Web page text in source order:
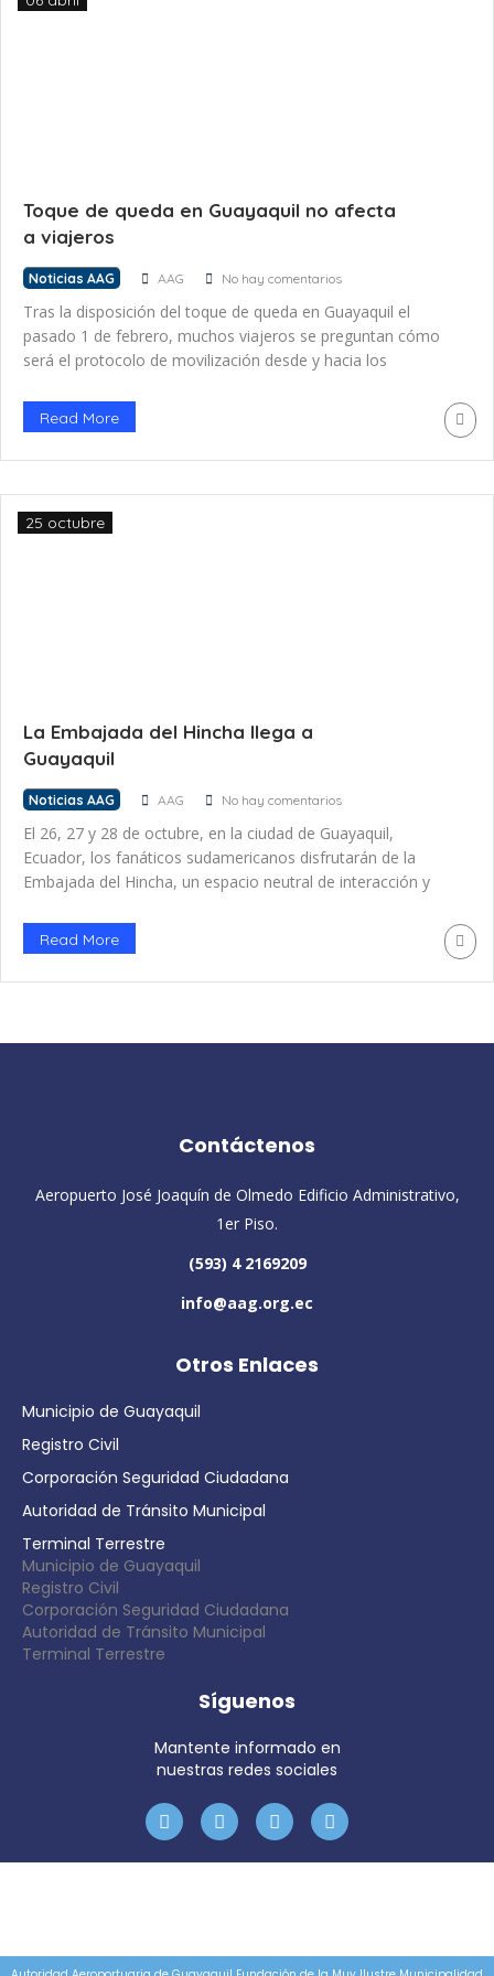
Toque de queda en Guayaquil no afecta
a viajeros
Noticias AAG AAG No hay comentarios
Tras la disposición del toque de queda en Guayaquil el
pasado 1 de febrero, muchos viajeros se preguntan cómo
será el protocolo de movilización desde y hacia los
por viajes aéreos programados no se verán afectados en la
provincia del Guayas, ni tampoco en Santa Elena y Los […]
Read More
La Embajada del Hincha llega a
Guayaquil
25 octubre
Noticias AAG AAG No hay comentarios
El 26, 27 y 28 de octubre, en la ciudad de Guayaquil,
Ecuador, los fanáticos sudamericanos disfrutarán de la
Embajada del Hincha, un espacio neutral de interacción y
CONMEBOL Libertadores entre Flamengo y Athletico
Paranaense, los asistentes podrán acceder a distintas
actividades recreativas. Este espacio, […]
Read More
Contáctenos
Aeropuerto José Joaquín de Olmedo Edificio Administrativo,
1er Piso.
(593) 4 2169209
info@aag.org.ec
Otros Enlaces
Municipio de Guayaquil
Registro Civil
Corporación Seguridad Ciudadana
Autoridad de Tránsito Municipal
Terminal Terrestre
Municipio de Guayaquil
Registro Civil
Corporación Seguridad Ciudadana
Autoridad de Tránsito Municipal
Terminal Terrestre
Síguenos
Mantente informado en
nuestras redes sociales